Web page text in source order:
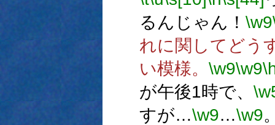
るんじゃん！ \w9
れに関してどう
い模様。 \w9\w9
が午後1時で、
すが…\w9…\w9